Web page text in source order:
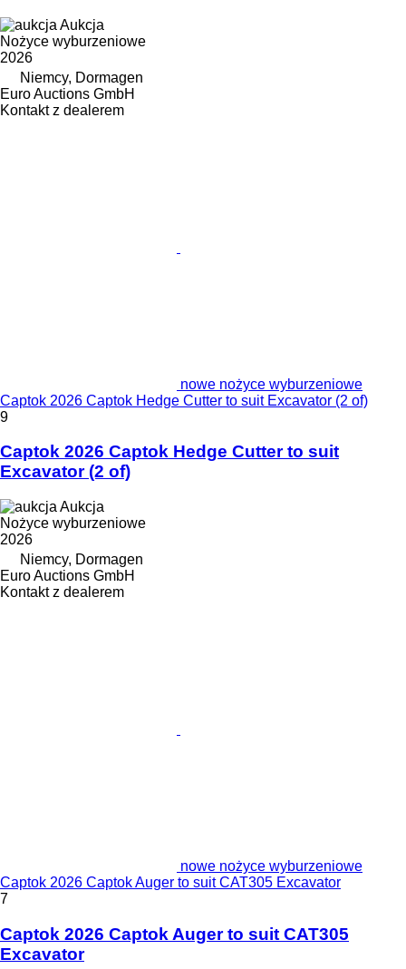
Aukcja
Nożyce wyburzeniowe
2026
Niemcy, Dormagen
Euro Auctions GmbH
Kontakt z dealerem
nowe nożyce wyburzeniowe
Captok 2026 Captok Hedge Cutter to suit Excavator (2 of)
9
Captok 2026 Captok Hedge Cutter to suit
Excavator (2 of)
Aukcja
Nożyce wyburzeniowe
2026
Niemcy, Dormagen
Euro Auctions GmbH
Kontakt z dealerem
nowe nożyce wyburzeniowe
Captok 2026 Captok Auger to suit CAT305 Excavator
7
Captok 2026 Captok Auger to suit CAT305
Excavator